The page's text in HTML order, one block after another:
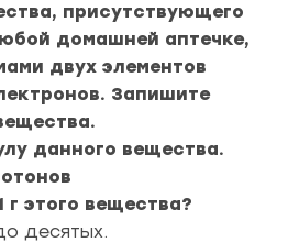
присутствующего
домашней аптечке,
двух элементов
Запишите
данного вещества.
г этого вещества?
десятых.